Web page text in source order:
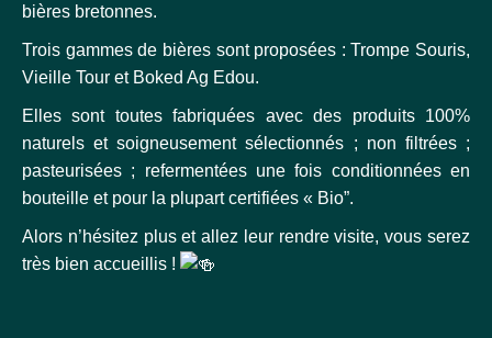
bières bretonnes.
Trois gammes de bières sont proposées : Trompe Souris,
Vieille Tour et Boked Ag Edou.
Elles sont toutes fabriquées avec des produits 100%
naturels et soigneusement sélectionnés ; non filtrées ;
pasteurisées ; refermentées une fois conditionnées en
bouteille et pour la plupart certifiées « Bio”.
Alors n’hésitez plus et allez leur rendre visite, vous serez
très bien accueillis !